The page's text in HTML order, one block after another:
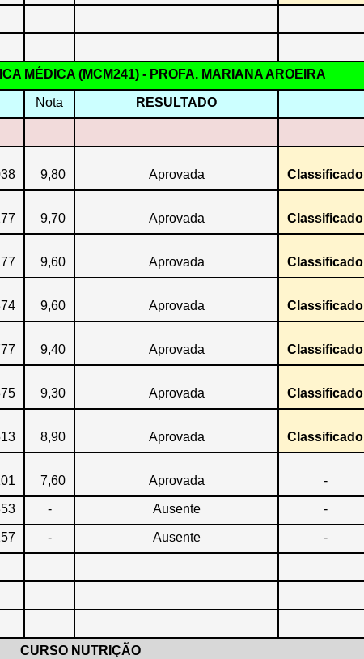
MÉDICA (MCM241) - PROFA. MARIANA AROEIRA
Nota RESULTADO
9,80 Aprovada Classificado
9,70 Aprovada Classificado
9,60 Aprovada Classificado
9,60 Aprovada Classificado
9,40 Aprovada Classificado
9,30 Aprovada Classificado
8,90 Aprovada Classificado
7,60 Aprovada -
- Ausente -
- Ausente -
CURSO NUTRIÇÃO